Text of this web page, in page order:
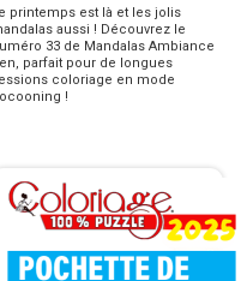
printemps est là et les jolis
aussi ! Découvrez le
33 de Mandalas Ambiance
parfait pour de longues
coloriage en mode
!